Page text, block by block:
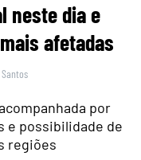
neste dia e
afetadas
por
e possibilidade de
regiões